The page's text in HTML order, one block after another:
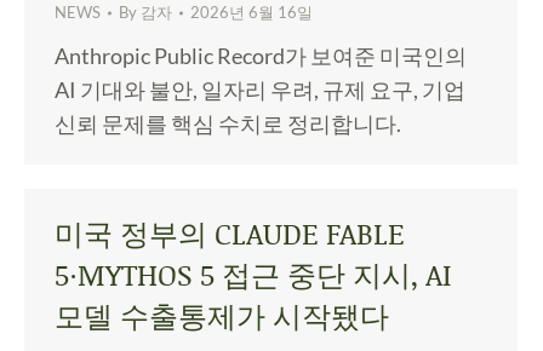
NEWS By 감자 2026년 6월 16일
Anthropic Public Record가 보여준 미국인의
AI 기대와 불안, 일자리 우려, 규제 요구, 기업
신뢰 문제를 핵심 수치로 정리합니다.
미국 정부의 CLAUDE FABLE
5·MYTHOS 5 접근 중단 지시, AI
모델 수출통제가 시작됐다